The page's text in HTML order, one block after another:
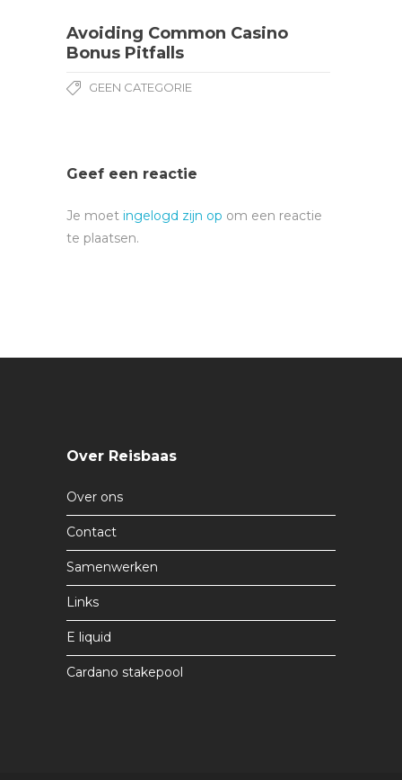
Avoiding Common Casino
Bonus Pitfalls
GEEN CATEGORIE
Geef een reactie
Je moet ingelogd zijn op om een reactie
te plaatsen.
Over Reisbaas
Over ons
Contact
Samenwerken
Links
E liquid
Cardano stakepool